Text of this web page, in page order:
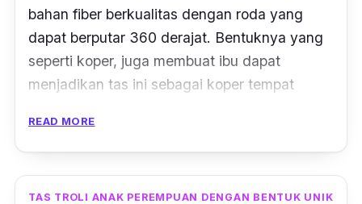
bahan fiber berkualitas dengan roda yang
dapat berputar 360 derajat. Bentuknya yang
seperti koper, juga membuat ibu dapat
menjadikan tas ini sebagai koper tempat
melakukan travelling.
menampung banyak item dengan
READ MORE
TAS TROLI ANAK PEREMPUAN DENGAN BENTUK UNIK